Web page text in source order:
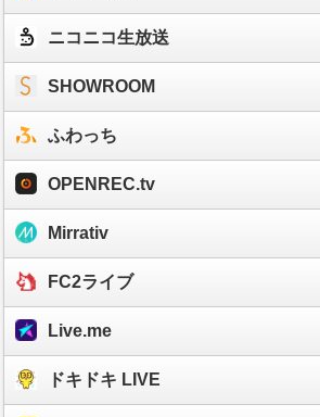
ニコニコ生放送
SHOWROOM
ふわっち
OPENREC.tv
Mirrativ
FC2ライブ
Live.me
ドキドキ LIVE